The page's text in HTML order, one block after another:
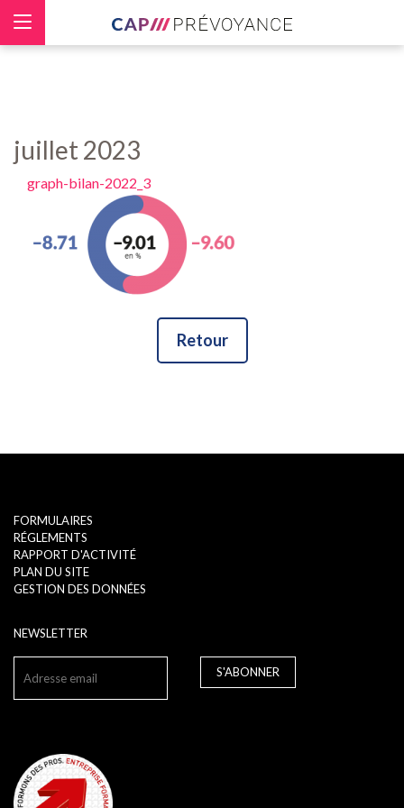
juillet 2023
graph-bilan-2022_3
Retour
FORMULAIRES
RÉGLEMENTS
RAPPORT D'ACTIVITÉ
PLAN DU SITE
GESTION DES DONNÉES
NEWSLETTER
S'ABONNER
Panneau de gestion des cookies